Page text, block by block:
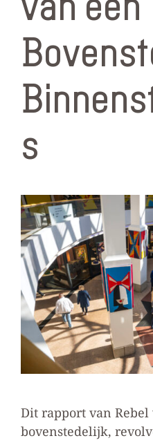
s
Dit rapport van
bovenstedelijk,